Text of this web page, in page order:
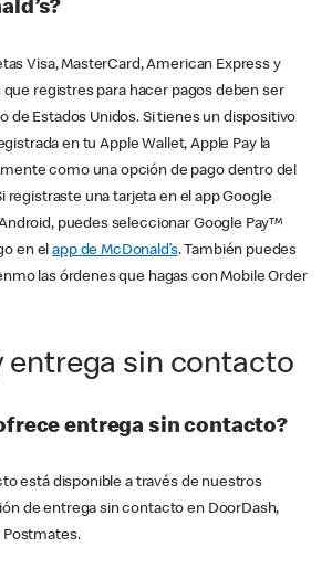
Visa, MasterCard, American Express y
que registres para hacer pagos deben ser
de Estados Unidos. Si tienes un dispositivo
en tu Apple Wallet, Apple Pay la
como una opción de pago dentro del
registraste una tarjeta en el app Google
puedes seleccionar Google Pay™
en elapp de McDonald’s. También puedes
las órdenes que hagas con Mobile Order
entrega sin contacto
entrega sin contacto?
está disponible a través de nuestros
de entrega sin contacto en DoorDash,
Postmates.